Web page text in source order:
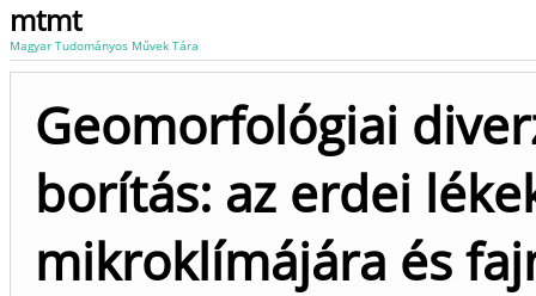
mtmt
Magyar Tudományos Művek Tára
Geomorfológiai
borítás: az erdei
mikroklímájára és